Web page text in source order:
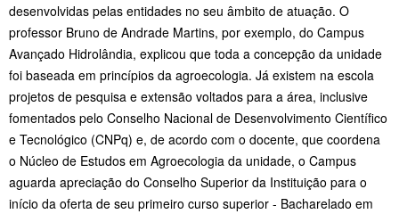
desenvolvidas pelas entidades no seu âmbito de atuação. O
professor Bruno de Andrade Martins, por exemplo, do Campus
Avançado Hidrolândia, explicou que toda a concepção da unidade
foi baseada em princípios da agroecologia. Já existem na escola
projetos de pesquisa e extensão voltados para a área, inclusive
fomentados pelo Conselho Nacional de Desenvolvimento Científico
e Tecnológico (CNPq) e, de acordo com o docente, que coordena
o Núcleo de Estudos em Agroecologia da unidade, o Campus
aguarda apreciação do Conselho Superior da Instituição para o
início da oferta de seu primeiro curso superior - Bacharelado em